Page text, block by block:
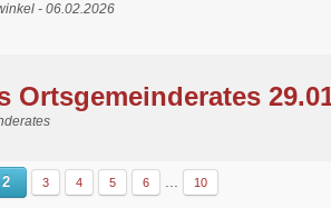
- 06.02.2026
Ortsgemeinderates
2 3 4 5 6 10